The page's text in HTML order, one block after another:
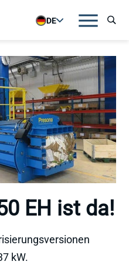
DE
EH ist da!
kW.